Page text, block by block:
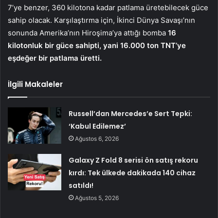
7’ye benzer, 360 kilotona kadar patlama üretebilecek güce
sahip olacak. Karşılaştırma için, İkinci Dünya Savaşı’nın
sonunda Amerika’nın Hiroşima’ya attığı bomba 16
kilotonluk bir güce sahipti, yani 16.000 ton TNT’ye
eşdeğer bir patlama üretti.
İlgili Makaleler
Russell’dan Mercedes’e Sert Tepki:
‘Kabul Edilemez’
Ağustos 6, 2026
Galaxy Z Fold 8 serisi ön satış rekoru
kırdı: Tek ülkede dakikada 140 cihaz
satıldı!
Ağustos 5, 2026